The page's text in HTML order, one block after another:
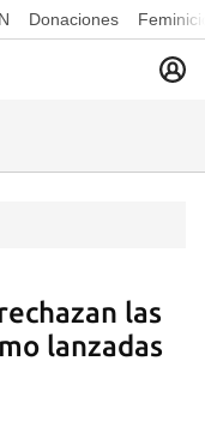
Donaciones
las
lanzadas